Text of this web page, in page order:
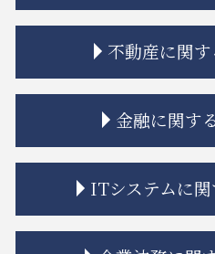
相続 離婚 子供
相続 限定承認とは
相続放棄
相続 争い
相続 相談
相続 ルール
不動産に関
隣接地 トラブル
市街地再開発事業 流れ
相隣関係 トラブル
相隣関係 項目
金融に関す
金融 ネットとは
金融 不祥事
ITシステムに